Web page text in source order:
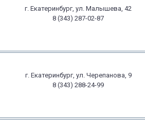
г. Екатеринбург, ул. Малышева, 42
8 (343) 287-02-87
г. Екатеринбург, ул. Черепанова, 9
8 (343) 288-24-99